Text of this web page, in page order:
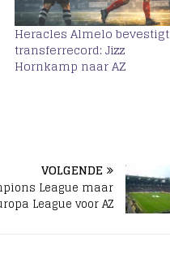
Heracles Almelo bevestigt
transferrecord: Jizz
Hornkamp naar AZ
VOLGENDE
League maar
League voor AZ